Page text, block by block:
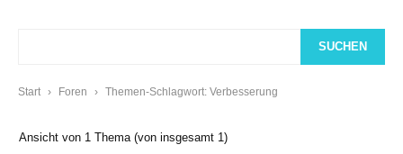
Start › Foren › Themen-Schlagwort: Verbesserung
Ansicht von 1 Thema (von insgesamt 1)